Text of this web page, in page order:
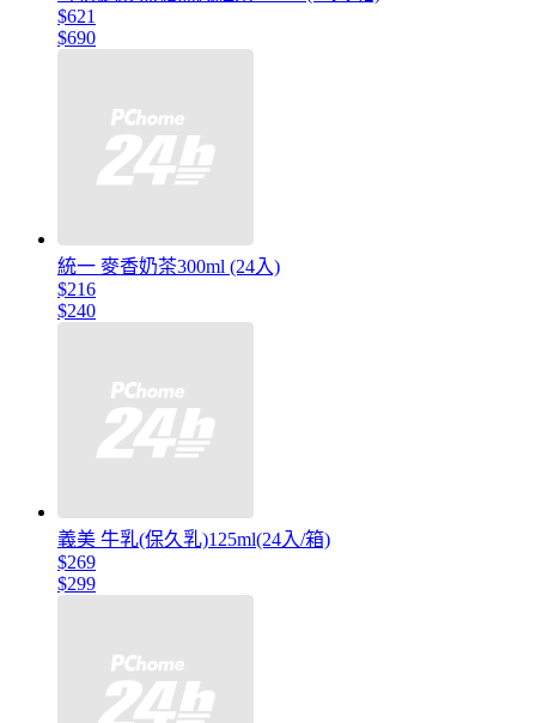
$621
$690
統一 麥香奶茶300ml (24入)
$216
$240
義美 牛乳(保久乳)125ml(24入/箱)
$269
$299